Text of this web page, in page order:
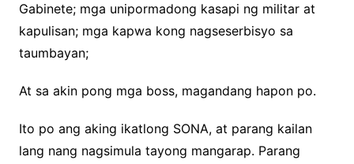
Gabinete; mga unipormadong kasapi ng militar at
kapulisan; mga kapwa kong nagseserbisyo sa
taumbayan;
At sa akin pong mga boss, magandang hapon po.
Ito po ang aking ikatlong SONA, at parang kailan
lang nang nagsimula tayong mangarap. Parang